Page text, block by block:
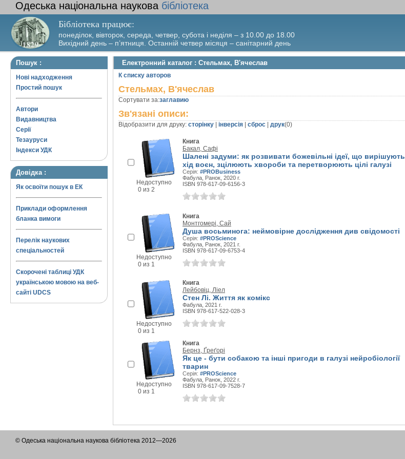
Одеська національна наукова бібліотека
Бібліотека працює:
понеділок, вівторок, середа, четвер, субота і неділя – з 10.00 до 18.00
Вихідний день – п’ятниця. Останній четвер місяця – санітарний день
Пошук :
Нові надходження
Простий пошук
Автори
Видавництва
Серії
Тезауруси
Індекси УДК
Довідка :
Як освоїти пошук в ЕК
Приклади оформлення
бланка вимоги
Перелік наукових
спеціальностей
Скорочені таблиці УДК
українською мовою на веб-
сайті UDCS
Електронний каталог : Стельмах, В'ячеслав
К списку авторов
Стельмах, В'ячеслав
Сортувати за:заглавию
Зв'язані описи:
Відобразити для друку: сторінку інверсія сброс друк(0)
Недоступно
0 из 2
Книга
Бакал, Сафі
Шалені задуми: як розвивати божевільні ідеї, що вирішують
хід воєн, зцілюють хвороби та перетворюють цілі галузі
Серія: #PROBusiness
Фабула, Ранок, 2020 г.
ISBN 978-617-09-6156-3
Недоступно
0 из 1
Книга
Монтгомері, Сай
Душа восьминога: неймовірне дослідження див свідомості
Серія: #PROScience
Фабула, Ранок, 2021 г.
ISBN 978-617-09-6753-4
Недоступно
0 из 1
Книга
Лейбовіц, Ліел
Стен Лі. Життя як комікс
Фабула, 2021 г.
ISBN 978-617-522-028-3
Недоступно
0 из 1
Книга
Бернз, Ґреґорі
Як це - бути собакою та інші пригоди в галузі нейробіології
тварин
Серія: #PROScience
Фабула, Ранок, 2022 г.
ISBN 978-617-09-7528-7
© Одеська національна наукова бібліотека 2012—2026